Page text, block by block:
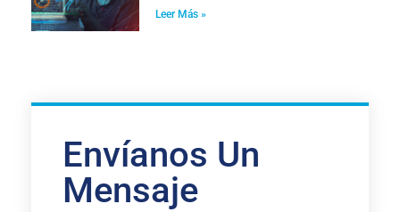
Leer Más »
Envíanos Un
Mensaje